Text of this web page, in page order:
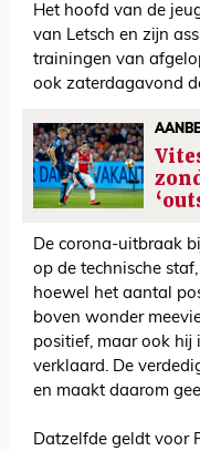
Het hoofd van de
van Letsch en zijn
trainingen van
ook zaterdagavond
De corona-uitbraak
op de technische
hoewel het aantal
boven wonder
positief, maar ook hij
verklaard. De
en maakt daarom
Datzelfde geldt voor